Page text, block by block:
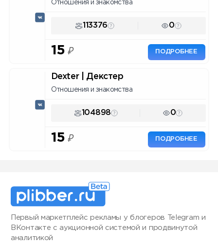
Отношения и знакомства
113376 0
15 ₽ ПОДРОБНЕЕ
Dexter | Декстер
Отношения и знакомства
104898 0
15 ₽ ПОДРОБНЕЕ
Первый маркетплейс рекламы у блогеров Telegram и
ВКонтакте с аукционной системой и продвинутой
аналитикой